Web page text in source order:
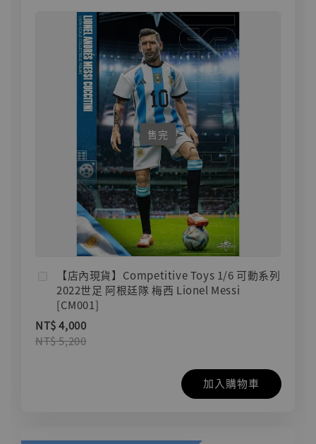
售完
【店內現貨】Competitive Toys 1/6 可動系列
2022世足 阿根廷隊 梅西 Lionel Messi
[CM001]
NT$ 4,000
NT$ 5,200
加入購物車